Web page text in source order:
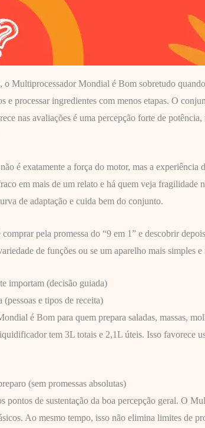
o Multiprocessador Mondial é Bom sobretudo
e processar ingredientes com menos etapas. O
nas avaliações é uma percepção forte de
é exatamente a força do motor, mas a
em mais de um relato e há quem veja
de adaptação e cuida bem do conjunto.
pela promessa do “9 em 1” e descobrir
de funções ou se um aparelho mais simples
importam (decisão guiada)
(pessoas e tipos de receita)
é Bom para quem prepara saladas, massas,
tem 3L totais e 2,1L úteis. Isso favorece
(sem promessas absolutas)
pontos de sustentação da boa percepção geral. O
Ao mesmo tempo, isso não elimina limites de